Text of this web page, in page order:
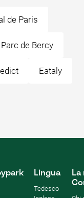
de Paris
Parc de Bercy
Eataly
Lingua
Tedesco
La